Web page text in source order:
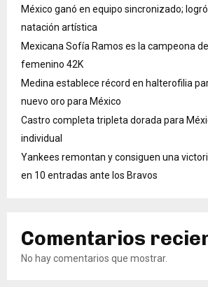
México ganó en equipo sincronizado;
natación artística
Mexicana Sofía Ramos es la campeona
femenino 42K
Medina establece récord en halterofilia
nuevo oro para México
Castro completa tripleta dorada para
individual
Yankees remontan y consiguen una
en 10 entradas ante los Bravos
Comentarios
No hay comentarios que mostrar.